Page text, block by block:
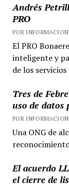
Andrés
PRO
POR
El PRO
inteligente y
de los
Tres de
uso de datos
POR
Una ONG de
El acuerdo
el cierre de